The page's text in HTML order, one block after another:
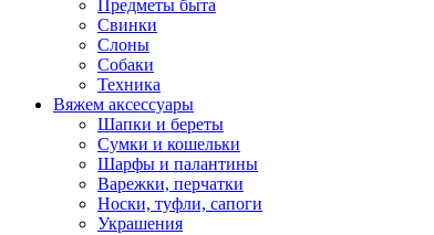
Предметы быта
Свинки
Слоны
Собаки
Техника
Вяжем аксессуары
Шапки и береты
Сумки и кошельки
Шарфы и палантины
Варежки, перчатки
Носки, туфли, сапоги
Украшения